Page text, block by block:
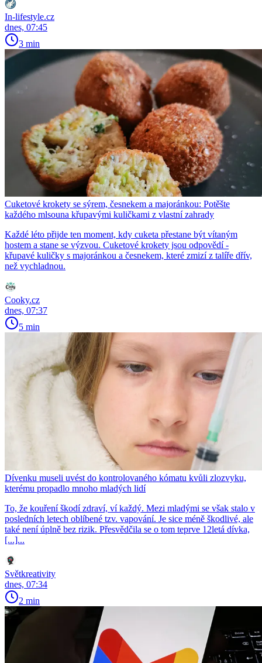
In-lifestyle.cz
dnes, 07:45
3 min
Cuketové krokety se sýrem, česnekem a majoránkou: Potěšte
každého mlsouna křupavými kuličkami z vlastní zahrady
Každé léto přijde ten moment, kdy cuketa přestane být vítaným
hostem a stane se výzvou. Cuketové krokety jsou odpovědí -
křupavé kuličky s majoránkou a česnekem, které zmizí z talíře dřív,
než vychladnou.
Cooky.cz
dnes, 07:37
5 min
Dívenku museli uvést do kontrolovaného kómatu kvůli zlozvyku,
kterému propadlo mnoho mladých lidí
To, že kouření škodí zdraví, ví každý. Mezi mladými se však stalo v
posledních letech oblíbené tzv. vapování. Je sice méně škodlivé, ale
také není úplně bez rizik. Přesvědčila se o tom teprve 12letá dívka,
[...]...
Světkreativity
dnes, 07:34
2 min